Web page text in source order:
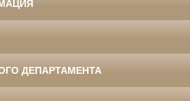
ДЕПАРТАМЕНТА